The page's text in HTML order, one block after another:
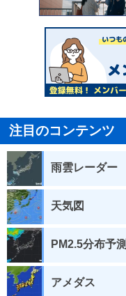
注目のコンテンツ
雨雲レーダー
天気図
PM2.5分布予測
アメダス